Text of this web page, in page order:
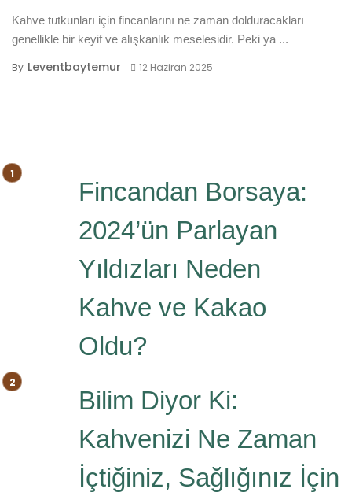
Kahve tutkunları için fincanlarını ne zaman dolduracakları
genellikle bir keyif ve alışkanlık meselesidir. Peki ya ...
By Leventbaytemur 12 Haziran 2025
Fincandan Borsaya:
2024’ün Parlayan
Yıldızları Neden
Kahve ve Kakao
Oldu?
Bilim Diyor Ki:
Kahvenizi Ne Zaman
İçtiğiniz, Sağlığınız İçin